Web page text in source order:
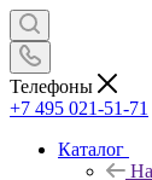
Телефоны
+7 495 021-51-71
Каталог